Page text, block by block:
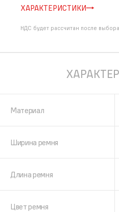
ХАРАКТЕРИСТИКИ
НДС будет рассчитан после
Материал
Ширина ремня
Длина ремня
Цвет ремня